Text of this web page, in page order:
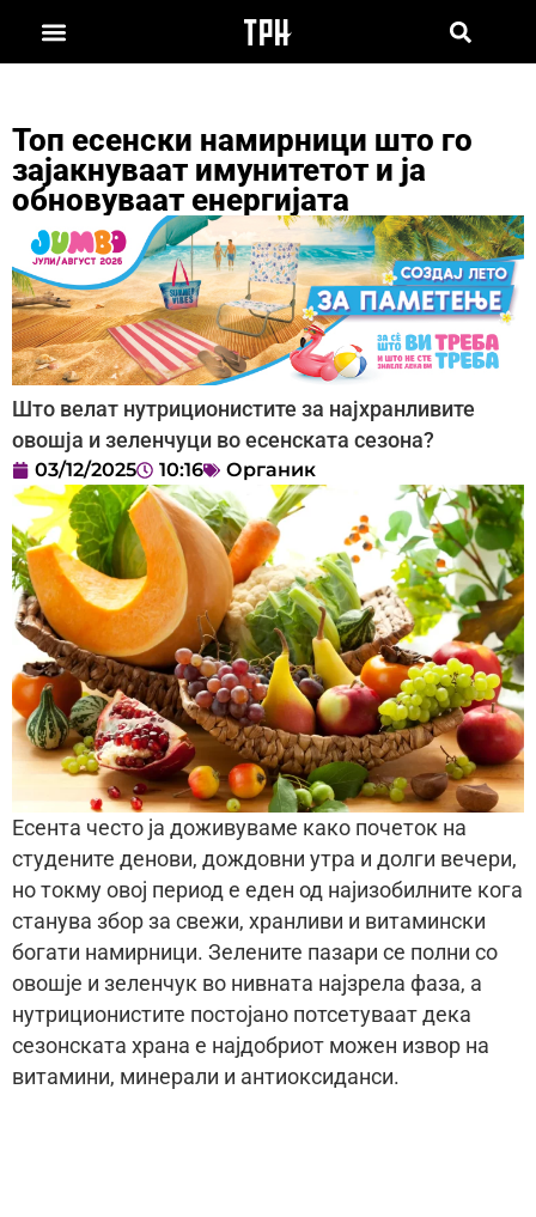
Топ есенски намирници што го
зајакнуваат имунитетот и ја
обновуваат енергијата
Што велат нутриционистите за најхранливите
овошја и зеленчуци во есенската сезона?
03/12/2025 10:16 Органик
Есента често ја доживуваме како почеток на
студените денови, дождовни утра и долги вечери,
но токму овој период е еден од најизобилните кога
станува збор за свежи, хранливи и витамински
богати намирници. Зелените пазари се полни со
овошје и зеленчук во нивната најзрела фаза, а
нутриционистите постојано потсетуваат дека
сезонската храна е најдобриот можен извор на
витамини, минерали и антиоксиданси.